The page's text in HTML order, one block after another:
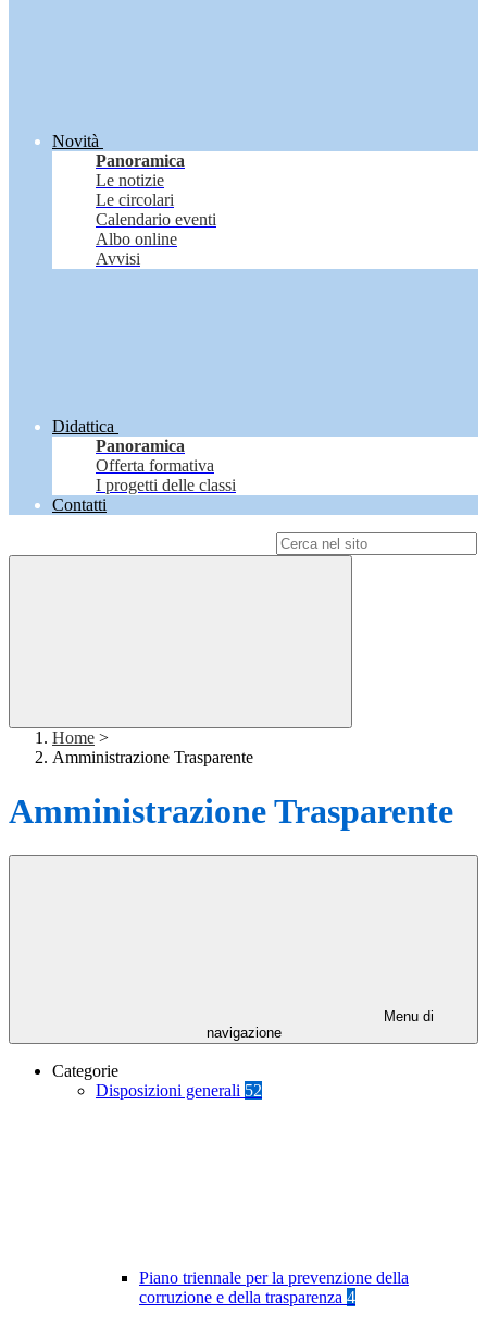
Novità
Panoramica
Le notizie
Le circolari
Calendario eventi
Albo online
Avvisi
Didattica
Panoramica
Offerta formativa
I progetti delle classi
Contatti
Home >
Amministrazione Trasparente
Amministrazione Trasparente
Menu di
navigazione
Categorie
Disposizioni generali 52
Piano triennale per la prevenzione della
corruzione e della trasparenza 4